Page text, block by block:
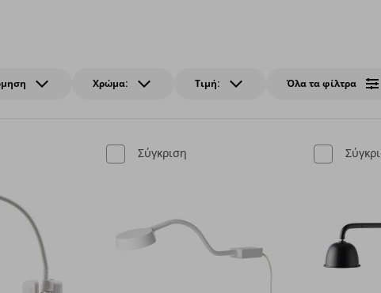
Χρώμα: Τιμή: Όλα τα φίλτρα
Σύγκριση